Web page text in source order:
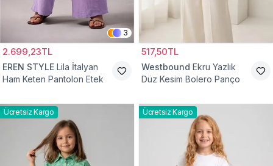
3
2.699,23TL
EREN STYLE Lila İtalyan
Ham Keten Pantolon Etek
517,50TL
Westbound Ekru Yazlık
Düz Kesim Bolero Panço
Ücretsiz Kargo Ücretsiz Kargo